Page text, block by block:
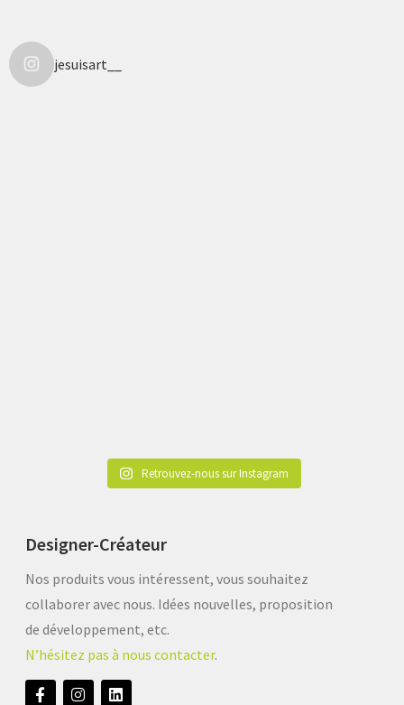
jesuisart__
Retrouvez-nous sur Instagram
Designer-Créateur
Nos produits vous intéressent, vous souhaitez
collaborer avec nous. Idées nouvelles, proposition
de développement, etc.
N’hésitez pas à nous contacter.